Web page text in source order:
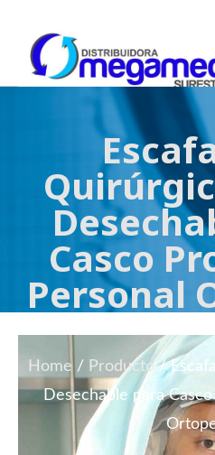
OmegaMed
OmegaMed Sureste
Casco
Personal
Home / Producto/
Desechable para